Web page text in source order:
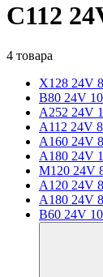
C112
4 товара
X128 24V
B80 24V
A252 24V
A112 24V
A160 24V
A180 24V
M120 24V
A120 24V
A180 24V
B60 24V